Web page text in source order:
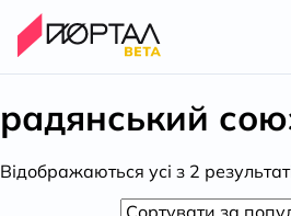
радянський
Відображаються усі з 2